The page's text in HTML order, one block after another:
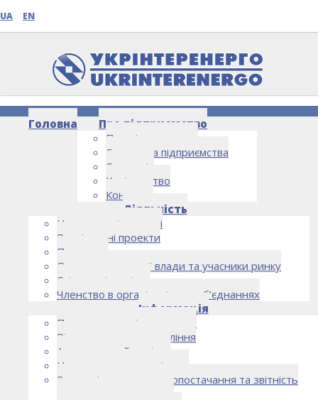
UA EN
Головна
Про підприємство
Про підприємство
Структура підприємства
Стратегія
Керівництво
Контакти
Діяльність
Напрямки діяльності
Реалізовані проекти
Партнери
Органи державної влади та учасники ринку
Спільна діяльність
Членство в організаціях та об’єднаннях
Інформація
Правоустановчі документи
Рішення органу управління
Аудиторський комітет
Нормативно-правові акти
Загальні умови електропостачання та звітність
НОВИНИ